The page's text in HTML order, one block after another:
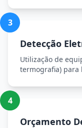
3
Detecção
Utilização de
termografia) para
4
Orçamento